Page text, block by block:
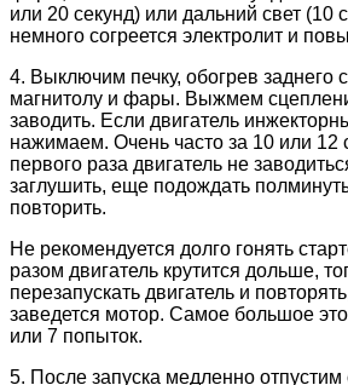
или 20 секунд) или дальний свет (10
немного согреется электролит и
4. Выключим печку, обогрев заднего
магнитолу и фары. Выжмем
заводить. Если двигатель
нажимаем. Очень часто за 10 или 12
первого раза двигатель не
заглушить, еще подождать
повторить.
Не рекомендуется долго гонять
разом двигатель крутится дольше,
перезапускать двигатель и
заведется мотор. Самое большое
или 7 попыток.
5. После запуска медленно